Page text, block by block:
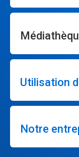
Utilisation
Notre